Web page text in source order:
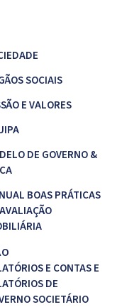
SOCIAIS
E VALORES
DE GOVERNO &
BOAS PRÁTICAS
E CONTAS E
DE
SOCIETÁRIO